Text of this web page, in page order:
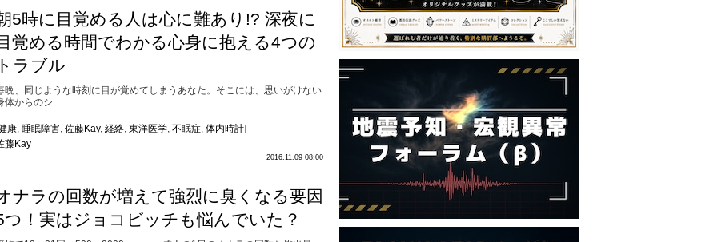
5時に目覚める人は心に難あり!? 深夜に
覚める時間でわかる心身に抱える4つの
ラブル
晩、同じような時刻に目が覚めてしまうあなた。そこには、思いがけない
体からのシ...
康, 睡眠障害, 佐藤Kay, 経絡, 東洋医学, 不眠症, 体内時計]
2016.11.09 08:00
藤Kay
ナラの回数が増えて強烈に臭くなる要因
つ！実はジョコビッチも悩んでいた？